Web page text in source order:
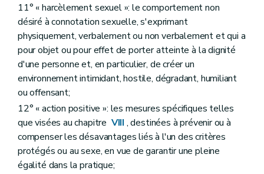
11° « harcèlement sexuel »: le comportement non
désiré à connotation sexuelle, s'exprimant
physiquement, verbalement ou non verbalement et qui a
pour objet ou pour effet de porter atteinte à la dignité
d'une personne et, en particulier, de créer un
environnement intimidant, hostile, dégradant, humiliant
ou offensant;
12° « action positive »: les mesures spécifiques telles
que visées au chapitre VIII , destinées à prévenir ou à
compenser les désavantages liés à l'un des critères
protégés ou au sexe, en vue de garantir une pleine
égalité dans la pratique;